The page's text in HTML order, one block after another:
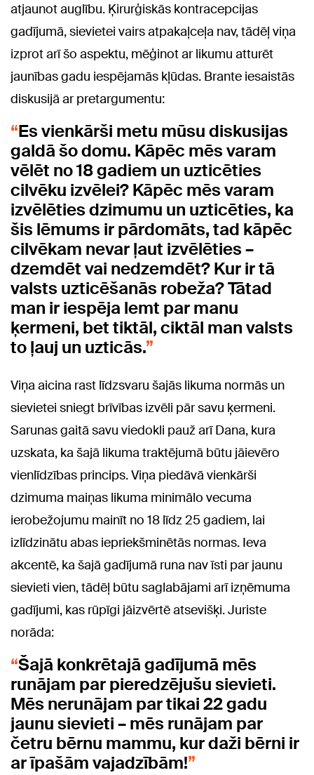
atjaunot auglību. Ķirurģiskās kontracepcijas
gadījumā, sievietei vairs atpakaļceļa nav, tādēļ viņa
izprot arī šo aspektu, mēģinot ar likumu atturēt
jaunības gadu iespējamās kļūdas. Brante iesaistās
diskusijā ar pretargumentu:
Es vienkārši metu mūsu diskusijas
galdā šo domu. Kāpēc mēs varam
vēlēt no 18 gadiem un uzticēties
cilvēku izvēlei? Kāpēc mēs varam
izvēlēties dzimumu un uzticēties, ka
šis lēmums ir pārdomāts, tad kāpēc
cilvēkam nevar ļaut izvēlēties –
dzemdēt vai nedzemdēt? Kur ir tā
valsts uzticēšanās robeža? Tātad
man ir iespēja lemt par manu
ķermeni, bet tiktāl, ciktāl man valsts
to ļauj un uzticās.
Viņa aicina rast līdzsvaru šajās likuma normās un
sievietei sniegt brīvības izvēli pār savu ķermeni.
Sarunas gaitā savu viedokli pauž arī Dana, kura
uzskata, ka šajā likuma traktējumā būtu jāievēro
vienlīdzības princips. Viņa piedāvā vienkārši
dzimuma maiņas likuma minimālo vecuma
ierobežojumu mainīt no 18 līdz 25 gadiem, lai
izlīdzinātu abas iepriekšminētās normas. Ieva
akcentē, ka šajā gadījumā runa nav īsti par jaunu
sievieti vien, tādēļ būtu saglabājami arī izņēmuma
gadījumi, kas rūpīgi jāizvērtē atsevišķi. Juriste
norāda:
Šajā konkrētajā gadījumā mēs
runājam par pieredzējušu sievieti.
Mēs nerunājam par tikai 22 gadu
jaunu sievieti – mēs runājam par
četru bērnu mammu, kur daži bērni ir
ar īpašām vajadzībām!